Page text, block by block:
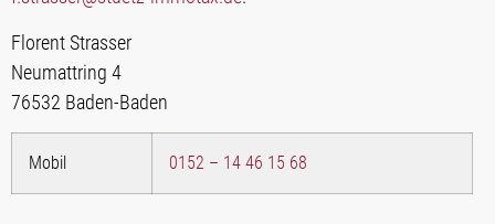
Florent Strasser
Neumattring 4
76532 Baden-Baden
Mobil 0152 – 14 46 15 68